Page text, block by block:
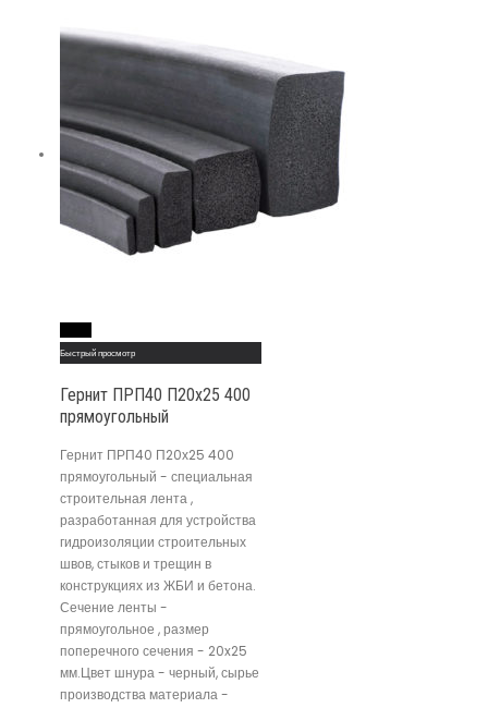
Быстрый просмотр
Гернит ПРП40 П20х25 400
прямоугольный
Гернит ПРП40 П20х25 400
прямоугольный - специальная
строительная лента ,
разработанная для устройства
гидроизоляции строительных
швов, стыков и трещин в
конструкциях из ЖБИ и бетона.
Сечение ленты -
прямоугольное , размер
поперечного сечения - 20x25
мм.Цвет шнура - черный, сырье
производства материала -